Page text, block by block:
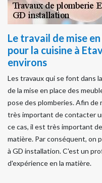
Le travail de mise
pour la cuisine à
environs
Les travaux qui se font dans
de la mise en place des
pose des plomberies. Afin de
très important de contacter
ce cas, il est très important
matière. Par conséquent, on
à GD installation. C'est un
d'expérience en la matière.